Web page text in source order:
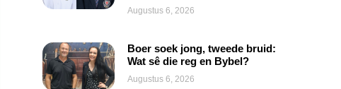
Augustus 6, 2026
Boer soek jong, tweede bruid:
Wat sê die reg en Bybel?
Augustus 6, 2026